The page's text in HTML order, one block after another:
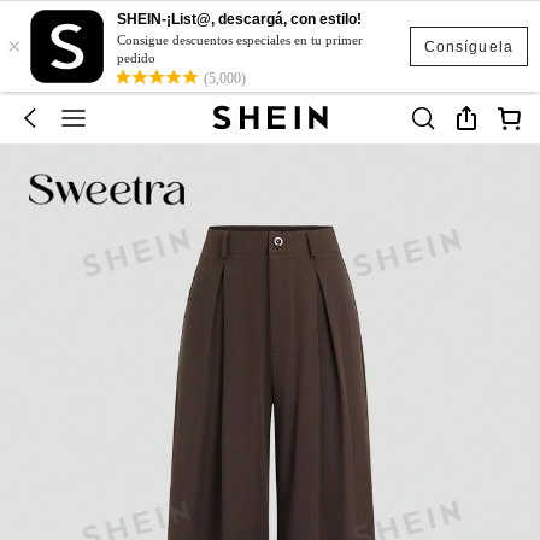
Consíguela
×
SHEIN-¡List@, descargá, con estilo!
Consigue descuentos especiales en tu primer
pedido
(5,000)